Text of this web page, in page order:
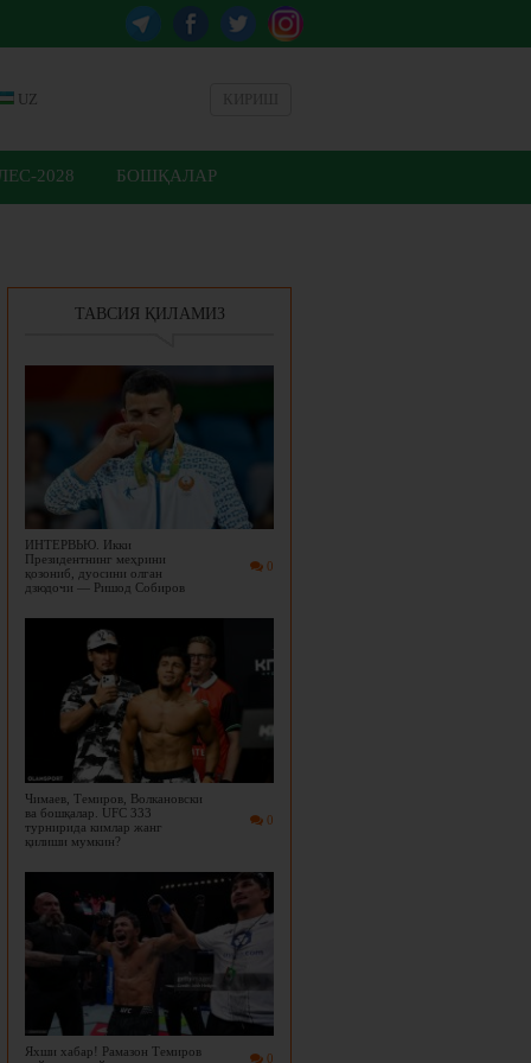
UZ
2028 БОШҚАЛАР
ТАВСИЯ ҚИЛАМИЗ
0
ИНТЕРВЬЮ. Икки
Президентнинг меҳрини
қозониб, дуосини олган
дзюдочи — Ришод Собиров
0
Чимаев, Темиров, Волкановски
ва бошқалар. UFC 333
турнирида кимлар жанг
қилиши мумкин?
0
Яхши хабар! Рамазон Темиров